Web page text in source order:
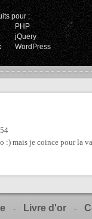
pour :
PHP
jQuery
WordPress
:) mais je coince pour la
- Livre d'or -